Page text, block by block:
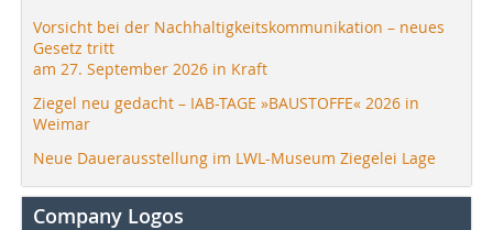
Vorsicht bei der Nachhaltigkeitskommunikation – neues
Gesetz tritt
am 27. September 2026 in Kraft
Ziegel neu gedacht – IAB-TAGE »BAUSTOFFE« 2026 in
Weimar
Neue Dauerausstellung im LWL-Museum Ziegelei Lage
Company Logos